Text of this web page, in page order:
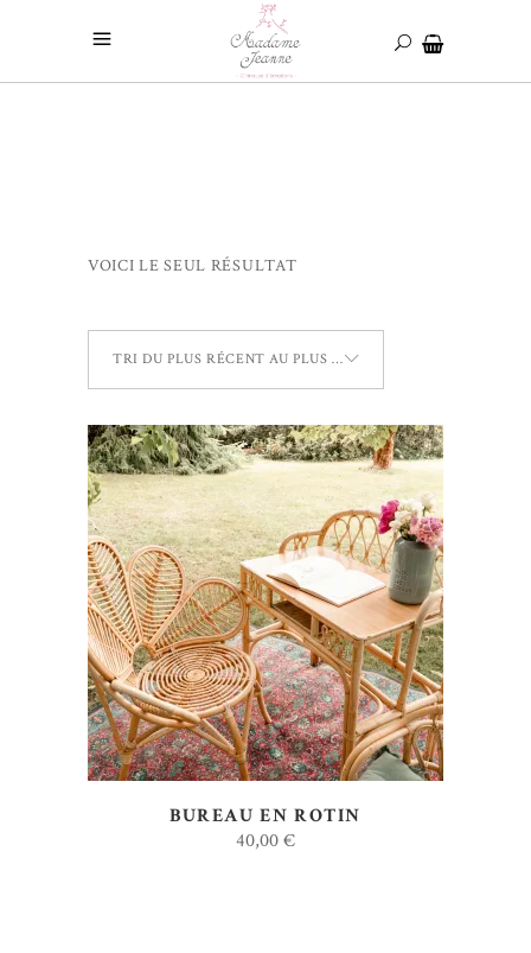
VOICI LE SEUL RÉSULTAT
TRI DU PLUS RÉCENT AU PLUS ANCIEN
AJOUTER AU DEVIS
BUREAU EN ROTIN
40,00€